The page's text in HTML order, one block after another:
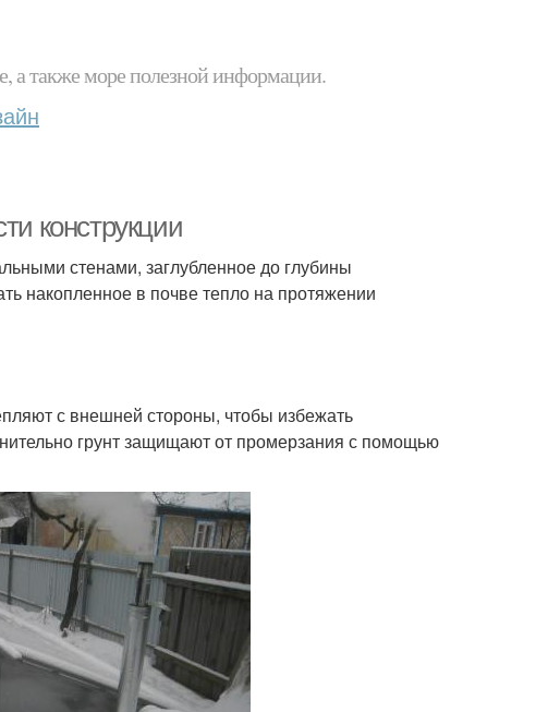
а также море полезной информации.
конструкции
стенами, заглубленное до глубины
накопленное в почве тепло на протяжении
с внешней стороны, чтобы избежать
грунт защищают от промерзания с помощью